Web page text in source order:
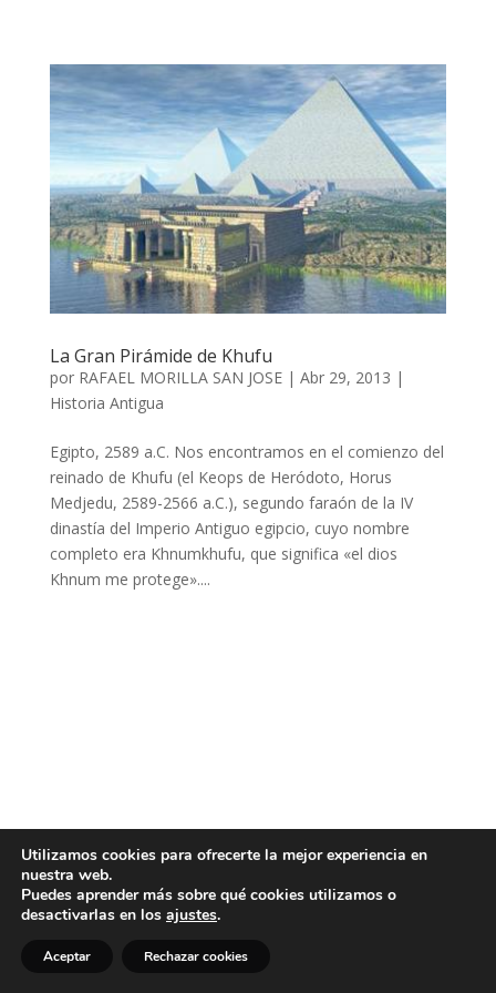
La Gran Pirámide de Khufu
por RAFAEL MORILLA SAN JOSE| Abr 29, 2013 |
Historia Antigua
Egipto, 2589 a.C. Nos encontramos en el comienzo del
reinado de Khufu (el Keops de Heródoto, Horus
Medjedu, 2589-2566 a.C.), segundo faraón de la IV
dinastía del Imperio Antiguo egipcio, cuyo nombre
completo era Khnumkhufu, que significa «el dios
Khnum me protege»....
Utilizamos cookies para ofrecerte la mejor experiencia en
nuestra web.
Puedes aprender más sobre qué cookies utilizamos o
desactivarlas en los ajustes.
Aceptar Rechazar cookies